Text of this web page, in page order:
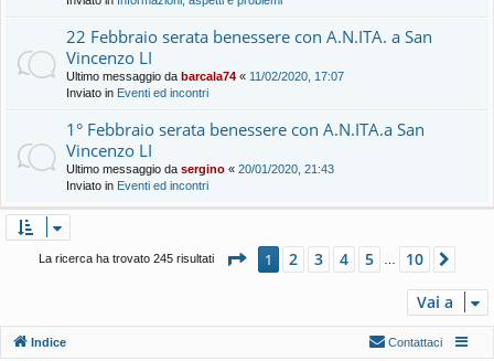
22 Febbraio serata benessere con A.N.ITA. a San
Vincenzo LI
Ultimo messaggio da barcala74 « 11/02/2020, 17:07
Inviato in Eventi ed incontri
1° Febbraio serata benessere con A.N.ITA.a San
Vincenzo LI
Ultimo messaggio da sergino « 20/01/2020, 21:43
Inviato in Eventi ed incontri
La ricerca ha trovato 245 risultati Pagina di 10
1 2 3 4 5 10
Vai a
Indice Contattaci